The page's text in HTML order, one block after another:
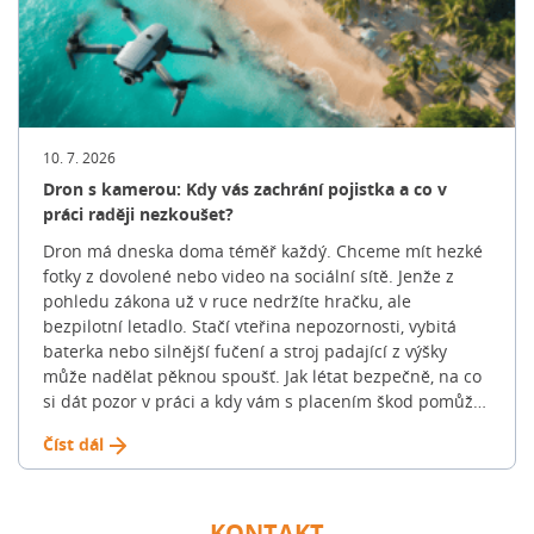
získali reálný přehled o cenách v dané lokalitě. 👉 Na
jak vysokou hypotéku dosáhnete zjistíte pomocí naší
hypoteční kalkulačky 2. Výběr nemovitosti: Jak si
správně vybrat? Jakmile máte jasno ve svých finančních
možnostech, začíná fáze hledání. Promyslete si klíčové
parametry: 💡 Tip: Hledání konkrétního bydlení může
trvat týdny i měsíce. Nespěchejte a projděte si více
nabídek na trhu, abyste získali reálný přehled o cenách
v dané lokalitě. 3. Nezávazné ověření výše hypotéky:
Kolik si můžete dovolit? Banky standardně neposkytují
100% hypotéky. Běžně financují do 70-80 % hodnoty
nemovitosti (u žadatelů do 36 let často až do 90 %).
Zbývající část musíte dofinancovat z vlastních úspor, […]
Článek Jak na novou hypotéku: Celý proces krok za
krokem se nejdříve objevil na Blog FinGO.cz.
10. 7. 2026
Dron s kamerou: Kdy vás zachrání pojistka a co v
práci raději nezkoušet?
Dron má dneska doma téměř každý. Chceme mít hezké
fotky z dovolené nebo video na sociální sítě. Jenže z
pohledu zákona už v ruce nedržíte hračku, ale
bezpilotní letadlo. Stačí vteřina nepozornosti, vybitá
baterka nebo silnější fučení a stroj padající z výšky
může nadělat pěknou spoušť. Jak létat bezpečně, na co
si dát pozor v práci a kdy vám s placením škod pomůže
pravidla, která v roce 2026 platí v ČR i v unii. Jaké škody
dron nejčastěji způsobí? Když se dron vymkne kontrole,
Pojišťovny nejčastěji řeší tyto tři situace: 🟠 Příklad z
Číst dál